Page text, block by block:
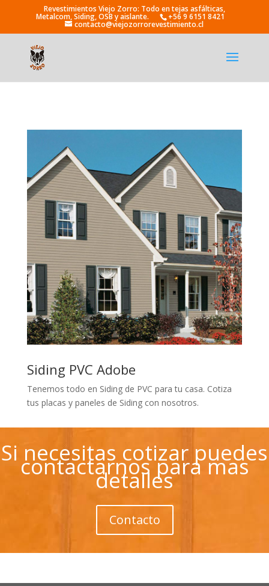
+56 9 6151 8421
contacto@viejozorrorevestimiento.cl
Siding PVC Adobe
Tenemos todo en Siding de PVC para tu casa. Cotiza
tus placas y paneles de Siding con nosotros.
Si necesitas cotizar puedes
contactarnos para mas
detalles
Contacto